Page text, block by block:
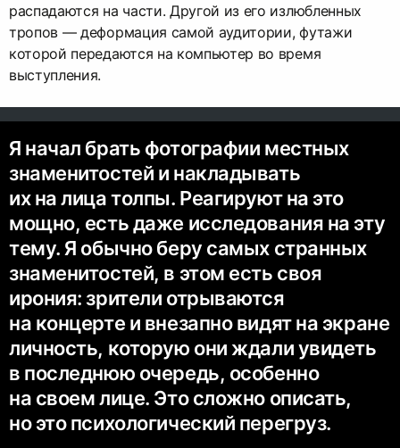
распадаются на части. Другой из его излюбленных
тропов — деформация самой аудитории, футажи
которой передаются на компьютер во время
выступления.
Я начал брать фотографии местных
знаменитостей и накладывать
их на лица толпы. Реагируют на это
мощно, есть даже исследования на эту
тему. Я обычно беру самых странных
знаменитостей, в этом есть своя
ирония: зрители отрываются
на концерте и внезапно видят на экране
личность, которую они ждали увидеть
в последнюю очередь, особенно
на своем лице. Это сложно описать,
но это психологический перегруз.